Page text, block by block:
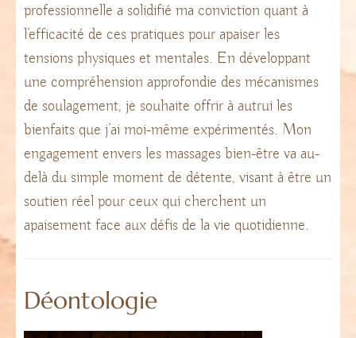
professionnelle a solidifié ma conviction quant à
l’efficacité de ces pratiques pour apaiser les
tensions physiques et mentales. En développant
une compréhension approfondie des mécanismes
de soulagement, je souhaite offrir à autrui les
bienfaits que j’ai moi-même expérimentés. Mon
engagement envers les massages bien-être va au-
delà du simple moment de détente, visant à être un
soutien réel pour ceux qui cherchent un
apaisement face aux défis de la vie quotidienne.
Déontologie